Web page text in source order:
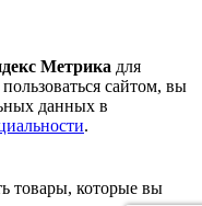
Метрика для
сайтом, вы
данных в
.
товары, которые вы